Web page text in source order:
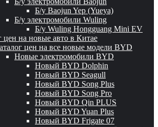
Б/у Baojun Yep (Yueya)
Б/у электромобили Wuling
Б/у Wuling Hongguang Mini EV
цен на новые авто в Китае
цен на все новые модели BYD
Новые электромобили BYD
Новый BYD Dolphin
Новый BYD Seagull
Новый BYD Song Plus
Новый BYD Song Pro
Новый BYD Qin PLUS
Новый BYD Yuan Plus
Новый BYD Frigate 07